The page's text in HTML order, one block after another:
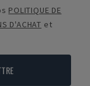
POLITIQUE DE
D'ACHAT et